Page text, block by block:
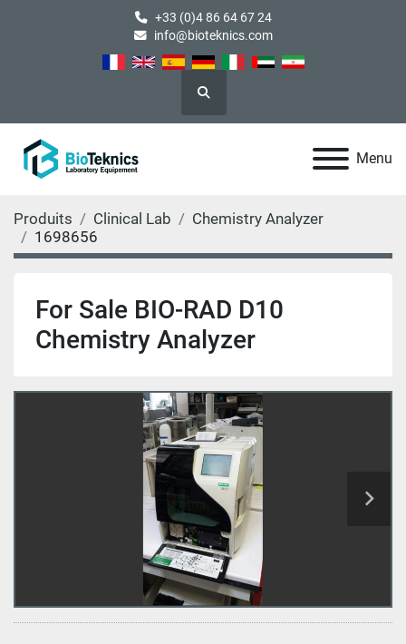
+33 (0)4 86 64 67 24
info@bioteknics.com
Rechercher
Menu
Produits Clinical Lab
Chemistry Analyzer
1698656
For Sale BIO-RAD D10
Chemistry Analyzer